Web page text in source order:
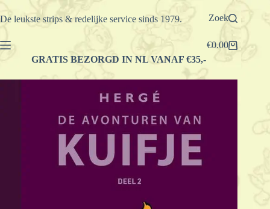
Ga
naar
De leukste strips & redelijke service sinds 1979. Zoek
Winkelwagen
€0.00
GRATIS BEZORGD IN NL VANAF €35,-